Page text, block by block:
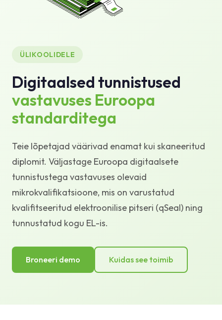
Standardid ja integratsioonid
Tugi
ÜLIKOOLIDELE
Digitaalsed tunnistused
vastavuses Euroopa
standarditega
Teie lõpetajad väärivad enamat kui skaneeritud
diplomit. Väljastage Euroopa digitaalsete
tunnistustega vastavuses olevaid
mikrokvalifikatsioone, mis on varustatud
kvalifitseeritud elektroonilise pitseri (qSeal) ning
tunnustatud kogu EL-is.
Broneeri demo Kuidas see toimib